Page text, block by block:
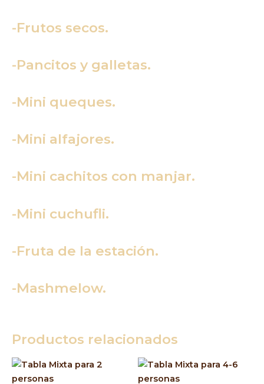
-Frutos secos.
-Pancitos y galletas.
-Mini queques.
-Mini alfajores.
-Mini cachitos con manjar.
-Mini cuchufli.
-Fruta de la estación.
-Mashmelow.
Productos relacionados